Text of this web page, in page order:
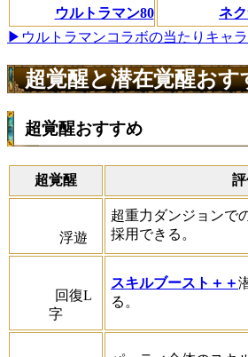
ウルトラマン80
ネ
▶ウルトラマンコラボの当たりキャ
超覚醒と潜在覚醒おす
超覚醒おすすめ
超覚醒
浮遊
超重力ダンジョンで
採用できる。
回復L
字
スキルブースト＋＋
る。